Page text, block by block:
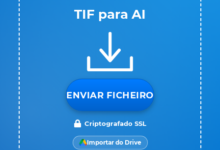
TIF para AI
ENVIAR FICHEIRO
Criptografado SSL
Importar do Drive